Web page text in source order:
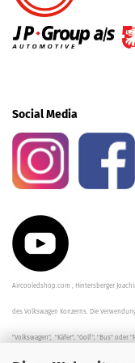
Social Media
Aircooledshop.com , Hintersberger
des Volkswagen Konzerns. Die
"Volkswagen", "Käfer", "Golf", "Bus" oder